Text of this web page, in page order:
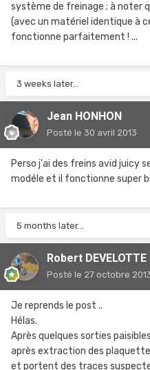
système de freinage ; à noter
(avec un matériel identique à
fonctionne parfaitement ! ...
3 weeks later...
Jean HONHON
Posté le 30 avril 2013
Perso j'ai des freins avid juicy
modéle et il fonctionne super
5 months later...
Robert DEVELOTTE
Posté le 27 octobre
Je reprends le post ..
Hélas.
Après quelques sorties
après extraction des
et portent des traces